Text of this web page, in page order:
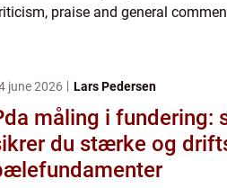
praise and general
june 2026 Lars Pedersen
måling i fundering:
du stærke og